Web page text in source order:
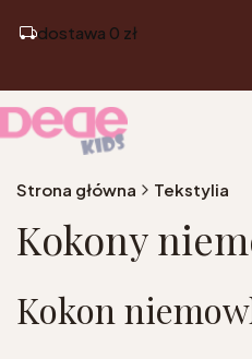
dostawa 0 zł
Strona główna Tekstylia
Kokony
Kokon